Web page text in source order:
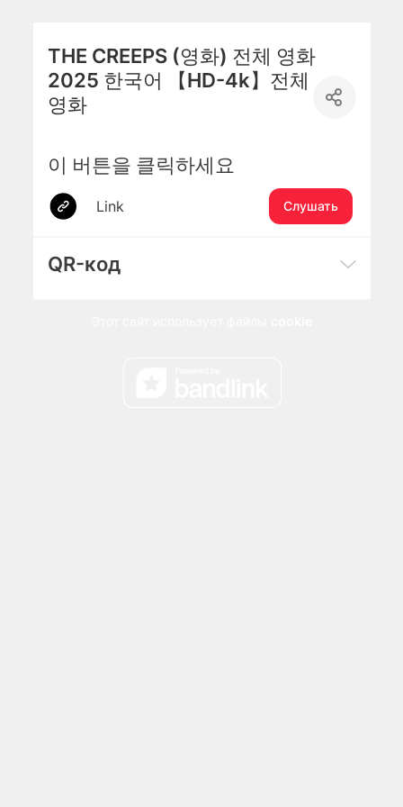
THE CREEPS (영화) 전체 영화
2025 한국어 【HD-4k】전체
영화
이 버튼을 클릭하세요
Link Слушать
QR-код